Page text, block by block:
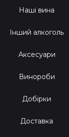
Наші вина
Інший алкоголь
Аксесуари
Винороби
Добірки
Доставка